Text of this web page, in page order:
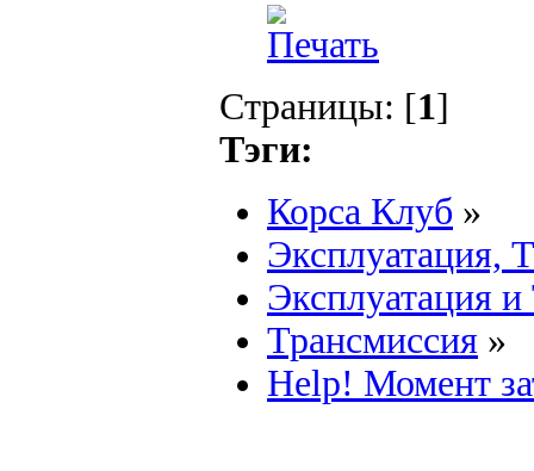
Страницы: [1]
Тэги:
Корса Клуб »
Эксплуатация,
Эксплуатация
Трансмиссия »
Help! Момент